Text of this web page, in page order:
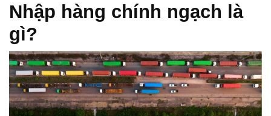
Nhập hàng chính ngạch là
gì?